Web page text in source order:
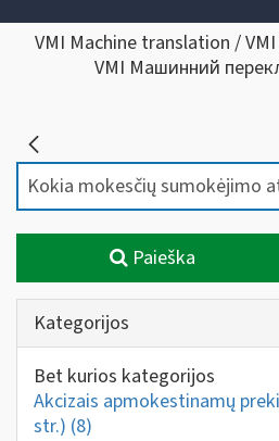
VMI Machine translation /
VMI Машинний
Paieška
Kategorijos
Bet kurios kategorijos
Akcizais apmokestinamų
str.) (8)